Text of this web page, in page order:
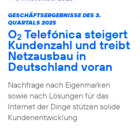
GESCHÄFTSERGEBNISSE DES 3.
QUARTALS 2025
O2 Telefónica steigert
Kundenzahl und treibt
Netzausbau in
Deutschland voran
Nachfrage nach Eigenmarken
sowie nach Lösungen für das
Internet der Dinge stützen solide
Kundenentwicklung